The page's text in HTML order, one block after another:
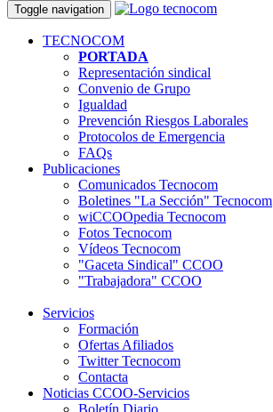
Toggle navigation
TECNOCOM
PORTADA
Representación sindical
Convenio de Grupo
Igualdad
Prevención Riesgos Laborales
Protocolos de Emergencia
FAQs
Publicaciones
Comunicados Tecnocom
Boletines "La Sección" Tecnocom
wiCCOOpedia Tecnocom
Fotos Tecnocom
Vídeos Tecnocom
"Gaceta Sindical" CCOO
"Trabajadora" CCOO
Servicios
Formación
Ofertas Afiliados
Twitter Tecnocom
Contacta
Noticias CCOO-Servicios
Boletín Diario